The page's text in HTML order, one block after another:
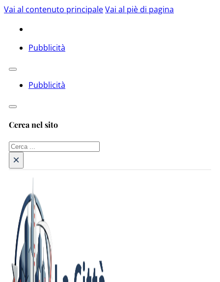
Vai al contenuto principaleVai al piè di pagina
Pubblicità
Pubblicità
Cerca nel sito
Cerca
×